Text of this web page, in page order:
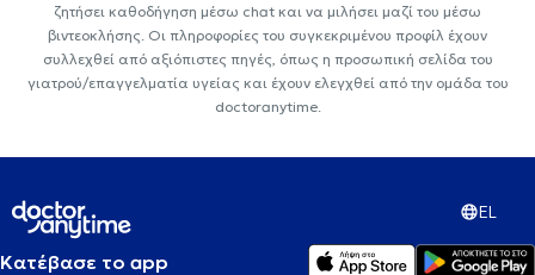
ζητήσει καθοδήγηση μέσω chat και να μιλήσει μαζί του μέσω
βιντεοκλήσης. Οι πληροφορίες του συγκεκριμένου προφίλ έχουν
συλλεχθεί από αξιόπιστες πηγές, όπως η προσωπική σελίδα του
γιατρού/επαγγελματία υγείας και έχουν ελεγχθεί από την ομάδα του
doctoranytime.
EL
Κατέβασε το app